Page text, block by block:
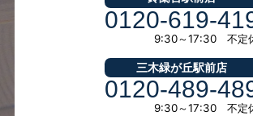
0120-619-
9:30～17:30 不定
三木緑が丘駅前店
0120-489-
9:30～17:30 不定